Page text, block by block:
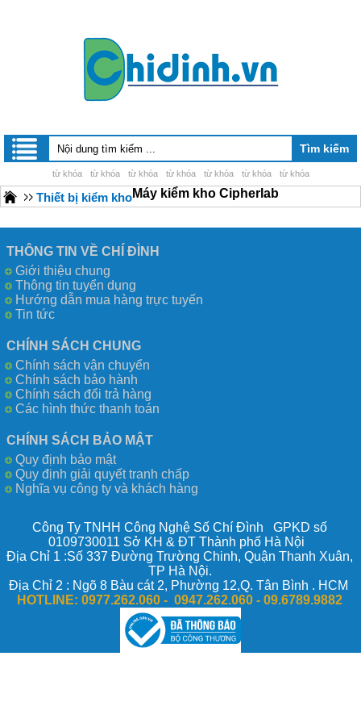
từ khóa từ khóa từ khóa từ khóa từ khóa từ khóa từ khóa
Thiết bị kiểm khoMáy kiểm kho Cipherlab
THÔNG TIN VỀ CHÍ ĐÌNH
Giới thiệu chung
Thông tin tuyển dụng
Hướng dẫn mua hàng trực tuyến
Tin tức
CHÍNH SÁCH CHUNG
Chính sách vận chuyển
Chính sách bảo hành
Chính sách đổi trả hàng
Các hình thức thanh toán
CHÍNH SÁCH BẢO MẬT
Quy định bảo mật
Quy định giải quyết tranh chấp
Nghĩa vụ công ty và khách hàng
Công Ty TNHH Công Nghệ Số Chí Đình GPKD số
0109730011 Sở KH & ĐT Thành phố Hà Nội
Địa Chỉ 1 :Số 337 Đường Trường Chinh, Quận Thanh Xuân,
TP Hà Nội.
Địa Chỉ 2 : Ngõ 8 Bàu cát 2, Phường 12,Q. Tân Bình . HCM
HOTLINE: 0977.262.060 - 0947.262.060 -09.6789.9882